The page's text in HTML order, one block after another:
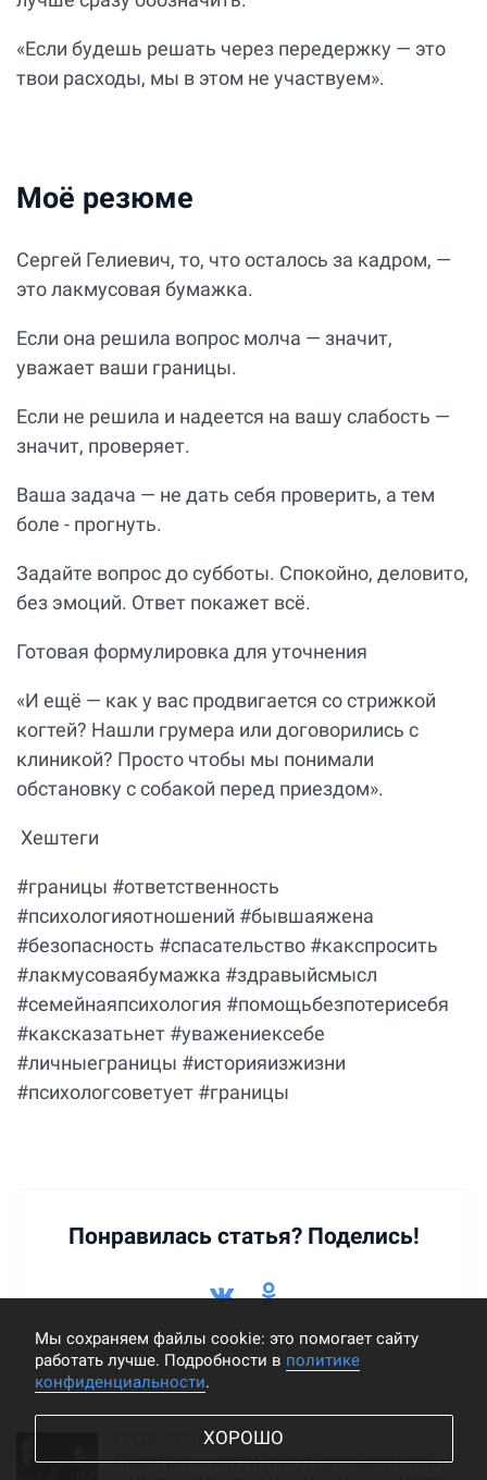
«Если будешь решать через передержку — это
твои расходы, мы в этом не участвуем».
Моё резюме
Сергей Гелиевич, то, что осталось за кадром, —
это лакмусовая бумажка.
Если она решила вопрос молча — значит,
уважает ваши границы.
Если не решила и надеется на вашу слабость —
значит, проверяет.
Ваша задача — не дать себя проверить, а тем
боле - прогнуть.
Задайте вопрос до субботы. Спокойно, деловито,
без эмоций. Ответ покажет всё.
Готовая формулировка для уточнения
«И ещё — как у вас продвигается со стрижкой
когтей? Нашли грумера или договорились с
клиникой? Просто чтобы мы понимали
обстановку с собакой перед приездом».
Хештеги
#границы #ответственность
#психологияотношений #бывшаяжена
#безопасность #спасательство #какспросить
#лакмусоваябумажка #здравыйсмысл
#семейнаяпсихология #помощьбезпотерисебя
#каксказатьнет #уважениексебе
#личныеграницы #историяизжизни
#психологсоветует #границы
Понравилась статья? Поделись!
Подстричь когти полуторагодовалой
Мы cохраняем файлы cookie: это помогает сайту
работать лучше. Подробности в политике
конфиденциальности.
ХОРОШО